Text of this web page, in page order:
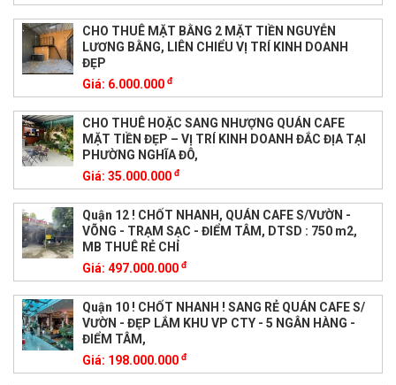
CHO THUÊ MẶT BẰNG 2 MẶT TIỀN NGUYỄN
LƯƠNG BẰNG, LIÊN CHIỂU VỊ TRÍ KINH DOANH
ĐẸP
Giá: 6.000.000 đ
CHO THUÊ HOẶC SANG NHƯỢNG QUÁN CAFE
MẶT TIỀN ĐẸP – VỊ TRÍ KINH DOANH ĐẮC ĐỊA TẠI
PHƯỜNG NGHĨA ĐÔ,
Giá: 35.000.000 đ
Quận 12 ! CHỐT NHANH, QUÁN CAFE S/VƯỜN -
VÕNG - TRẠM SẠC - ĐIỂM TÂM, DTSD : 750 m2,
MB THUÊ RẺ CHỈ
Giá: 497.000.000 đ
Quận 10 ! CHỐT NHANH ! SANG RẺ QUÁN CAFE S/
VƯỜN - ĐẸP LẮM KHU VP CTY - 5 NGÂN HÀNG -
ĐIỂM TÂM,
Giá: 198.000.000 đ